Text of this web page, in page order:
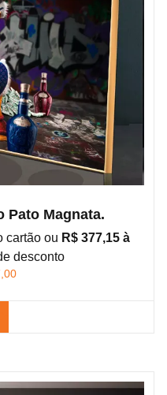
Pato Magnata.
cartão ou R$ 377,15 à
desconto
os modelos